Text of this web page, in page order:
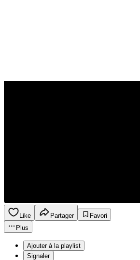
Like Partager
Favori
Plus
Ajouter à la playlist
Signaler